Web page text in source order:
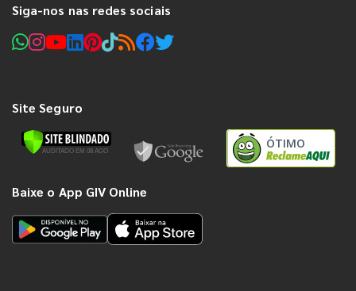
Siga-nos nas redes sociais
Site Seguro
ÓTIMO
Baixe o App GIV Online